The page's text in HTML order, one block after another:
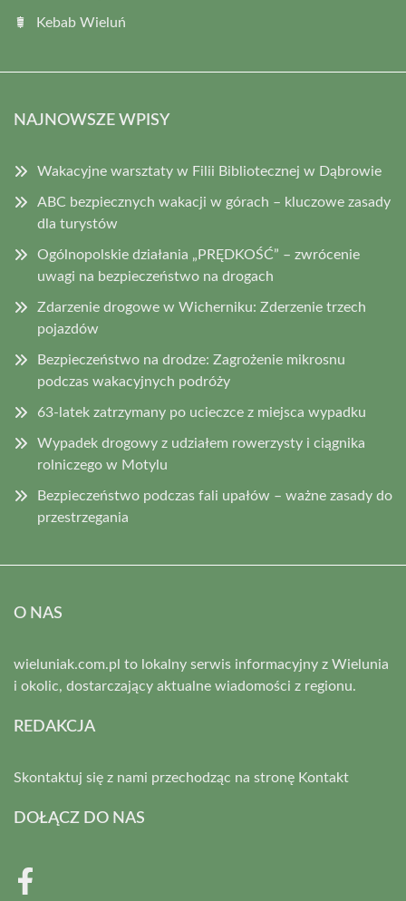
Kebab Wieluń
NAJNOWSZE WPISY
Wakacyjne warsztaty w Filii Bibliotecznej w Dąbrowie
ABC bezpiecznych wakacji w górach – kluczowe zasady
dla turystów
Ogólnopolskie działania „PRĘDKOŚĆ” – zwrócenie
uwagi na bezpieczeństwo na drogach
Zdarzenie drogowe w Wicherniku: Zderzenie trzech
pojazdów
Bezpieczeństwo na drodze: Zagrożenie mikrosnu
podczas wakacyjnych podróży
63-latek zatrzymany po ucieczce z miejsca wypadku
Wypadek drogowy z udziałem rowerzysty i ciągnika
rolniczego w Motylu
Bezpieczeństwo podczas fali upałów – ważne zasady do
przestrzegania
O NAS
wieluniak.com.pl to lokalny serwis informacyjny z Wielunia
i okolic, dostarczający aktualne wiadomości z regionu.
REDAKCJA
Skontaktuj się z nami przechodząc na stronę Kontakt
DOŁĄCZ DO NAS